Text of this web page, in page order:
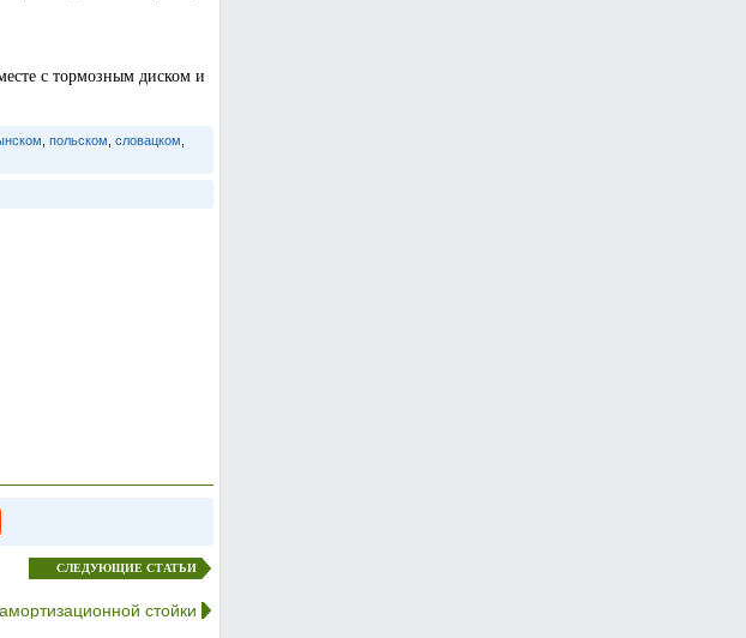
с тормозным диском и
польском словацком
СЛЕДУЮЩИЕ СТАТЬИ
стойки